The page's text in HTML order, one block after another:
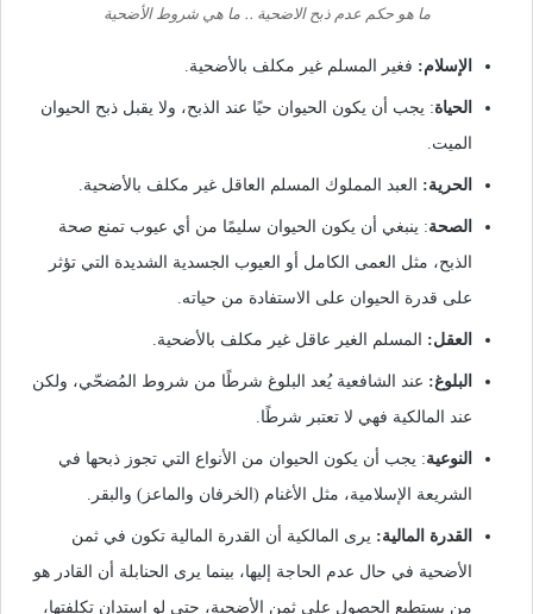
ما هو حكم عدم ذبح الاضحية .. ما هي شروط الأضحية
الإسلام: فغير المسلم غير مكلف بالأضحية.
الحياة: يجب أن يكون الحيوان حيًا عند الذبح، ولا يقبل ذبح الحيوان
الميت.
الحرية: العبد المملوك المسلم العاقل غير مكلف بالأضحية.
الصحة: ينبغي أن يكون الحيوان سليمًا من أي عيوب تمنع صحة
الذبح، مثل العمى الكامل أو العيوب الجسدية الشديدة التي تؤثر
على قدرة الحيوان على الاستفادة من حياته.
العقل: المسلم الغير عاقل غير مكلف بالأضحية.
البلوغ: عند الشافعية يُعد البلوغ شرطًا من شروط المُضحّي، ولكن
عند المالكية فهي لا تعتبر شرطًا.
النوعية: يجب أن يكون الحيوان من الأنواع التي تجوز ذبحها في
الشريعة الإسلامية، مثل الأغنام (الخرفان والماعز) والبقر.
القدرة المالية: يرى المالكية أن القدرة المالية تكون في ثمن
الأضحية في حال عدم الحاجة إليها، بينما يرى الحنابلة أن القادر هو
من يستطيع الحصول على ثمن الأضحية، حتى لو استدان تكلفتها،